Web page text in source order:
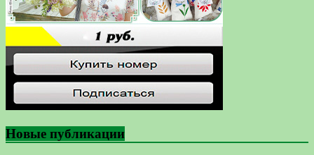
Новые публикации